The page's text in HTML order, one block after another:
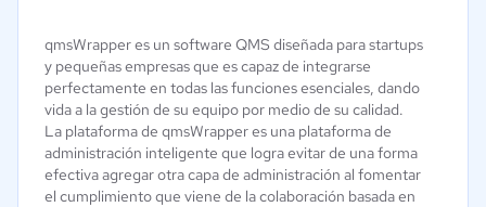
qmsWrapper es un software QMS diseñada para startups
y pequeñas empresas que es capaz de integrarse
perfectamente en todas las funciones esenciales, dando
vida a la gestión de su equipo por medio de su calidad.
La plataforma de qmsWrapper es una plataforma de
administración inteligente que logra evitar de una forma
efectiva agregar otra capa de administración al fomentar
el cumplimiento que viene de la colaboración basada en